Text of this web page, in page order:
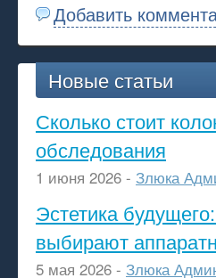
Добавить
Новые статьи
Сколько стоит
обследования
1 июня 2026 - Злюка
Эстетика
выбирают
5 мая 2026 - Злюка